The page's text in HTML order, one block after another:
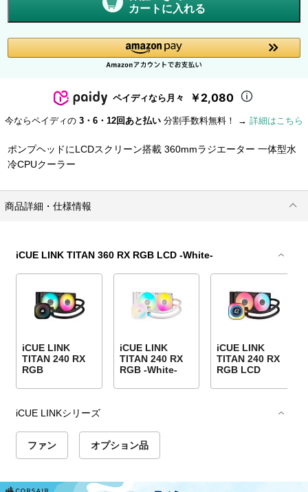
カートに入れる
ペイディなら月々 ￥2,080
今ならペイディの 3・6・12回あと払い 分割手数料無料！ → 詳細はこちら
ポンプヘッドにLCDスクリーン搭載 360mmラジエーター 一体型水
冷CPUクーラー
商品詳細・仕様情報
iCUE LINK TITAN 360 RX RGB LCD -White-
iCUE LINK
TITAN 240 RX
RGB
iCUE LINK
TITAN 240 RX
RGB -White-
iCUE LINK
TITAN 240 RX
RGB LCD
iCUE LINKシリーズ
ファン オプション品